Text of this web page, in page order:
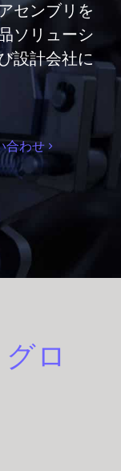
センブリを
ソリューシ
設計会社に
合わせ
グロ